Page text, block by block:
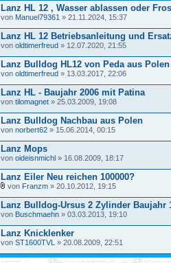
Lanz HL 12 , Wasser ablassen oder
von Manuel79361 » 21.11.2024, 15:37
Lanz HL 12 Betriebsanleitung und
von oldtimerfreud » 12.07.2020, 21:55
Lanz Bulldog HL12 von Peda aus Polen
von oldtimerfreud » 13.03.2017, 22:06
Lanz HL - Baujahr 2006 mit Patina
von tilomagnet » 25.03.2009, 19:08
Lanz Bulldog Nachbau aus Polen
von norbert62 » 15.06.2014, 00:15
Lanz Mops
von oideisnmichl » 16.08.2009, 18:17
Lanz Eiler Neu reichen 100000?
von Franzm » 20.10.2012, 19:15
Lanz Bulldog-Ursus 2 Zylinder Baujahr
von Buschmaehn » 03.03.2013, 19:10
Lanz Knicklenker
von ST1600TVL » 20.08.2009, 22:51